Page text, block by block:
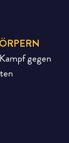
gegen